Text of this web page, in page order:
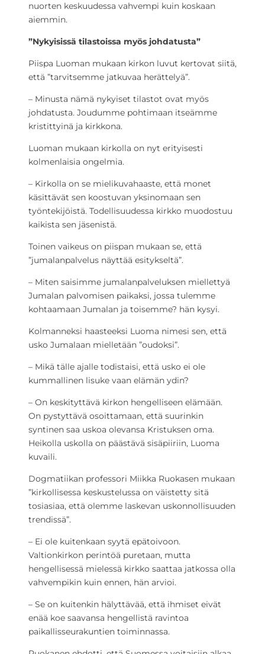
nuorten keskuudessa vahvempi kuin koskaan
aiemmin.
”Nykyisissä tilastoissa myös johdatusta”
Piispa Luoman mukaan kirkon luvut kertovat siitä,
että ”tarvitsemme jatkuvaa herättelyä”.
– Minusta nämä nykyiset tilastot ovat myös
johdatusta. Joudumme pohtimaan itseämme
kristittyinä ja kirkkona.
Luoman mukaan kirkolla on nyt erityisesti
kolmenlaisia ongelmia.
– Kirkolla on se mielikuvahaaste, että monet
käsittävät sen koostuvan yksinomaan sen
työntekijöistä. Todellisuudessa kirkko muodostuu
kaikista sen jäsenistä.
Toinen vaikeus on piispan mukaan se, että
”jumalanpalvelus näyttää esitykseltä”.
– Miten saisimme jumalanpalveluksen miellettyä
Jumalan palvomisen paikaksi, jossa tulemme
kohtaamaan Jumalan ja toisemme? hän kysyi.
Kolmanneksi haasteeksi Luoma nimesi sen, että
usko Jumalaan mielletään ”oudoksi”.
– Mikä tälle ajalle todistaisi, että usko ei ole
kummallinen lisuke vaan elämän ydin?
– On keskityttävä kirkon hengelliseen elämään.
On pystyttävä osoittamaan, että suurinkin
syntinen saa uskoa olevansa Kristuksen oma.
Heikolla uskolla on päästävä sisäpiiriin, Luoma
kuvaili.
Dogmatiikan professori Miikka Ruokasen mukaan
”kirkollisessa keskustelussa on väistetty sitä
tosiasiaa, että olemme laskevan uskonnollisuuden
trendissä”.
– Ei ole kuitenkaan syytä epätoivoon.
Valtionkirkon perintöä puretaan, mutta
hengellisessä mielessä kirkko saattaa jatkossa olla
vahvempikin kuin ennen, hän arvioi.
– Se on kuitenkin hälyttävää, että ihmiset eivät
enää koe saavansa hengellistä ravintoa
paikallisseurakuntien toiminnassa.